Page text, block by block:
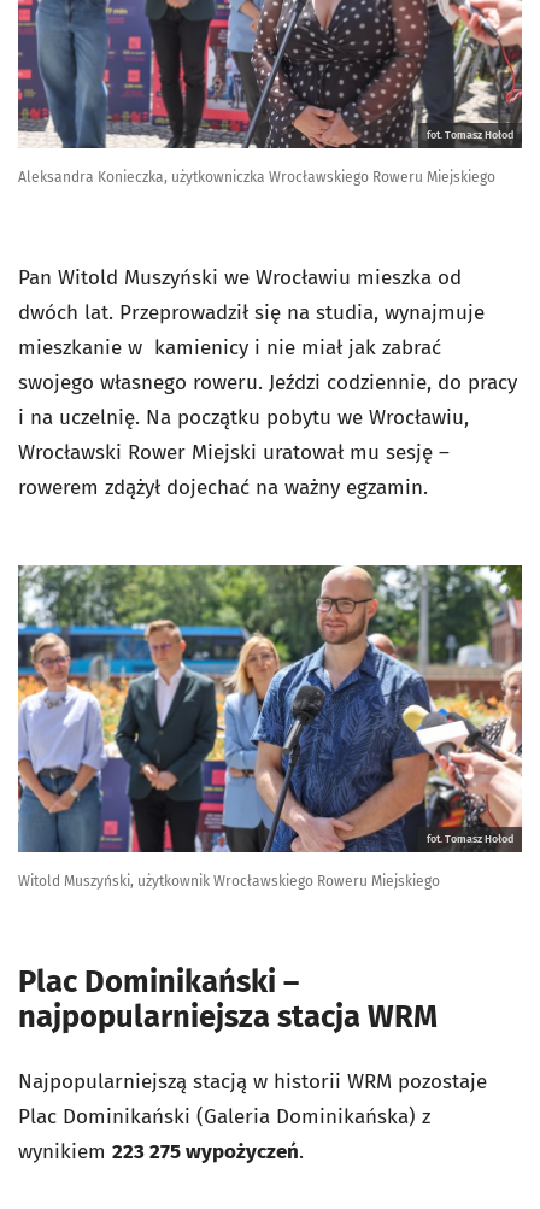
fot. Tomasz Hołod
Aleksandra Konieczka, użytkowniczka Wrocławskiego Roweru Miejskiego
Pan Witold Muszyński we Wrocławiu mieszka od
dwóch lat. Przeprowadził się na studia, wynajmuje
mieszkanie w kamienicy i nie miał jak zabrać
swojego własnego roweru. Jeździ codziennie, do pracy
i na uczelnię. Na początku pobytu we Wrocławiu,
Wrocławski Rower Miejski uratował mu sesję –
rowerem zdążył dojechać na ważny egzamin.
fot. Tomasz Hołod
Witold Muszyński, użytkownik Wrocławskiego Roweru Miejskiego
Plac Dominikański –
najpopularniejsza stacja WRM
Najpopularniejszą stacją w historii WRM pozostaje
Plac Dominikański (Galeria Dominikańska) z
wynikiem 223 275 wypożyczeń.